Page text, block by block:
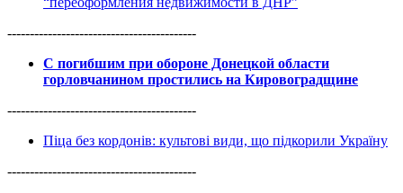
------------------------------------------
С погибшим при обороне Донецкой области
горловчанином простились на Кировоградщине
------------------------------------------
Піца без кордонів: культові види, що підкорили Україну
------------------------------------------